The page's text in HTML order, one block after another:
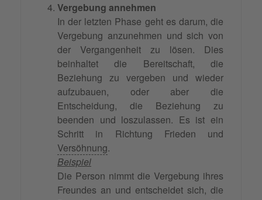
Vergebung annehmen
In der letzten Phase geht es darum, die
Vergebung anzunehmen und sich von
der Vergangenheit zu lösen. Dies
beinhaltet die Bereitschaft, die
Beziehung zu vergeben und wieder
aufzubauen, oder aber die
Entscheidung, die Beziehung zu
beenden und loszulassen. Es ist ein
Schritt in Richtung Frieden und
Versöhnung.
Beispiel
Die Person nimmt die Vergebung ihres
Freundes an und entscheidet sich, die